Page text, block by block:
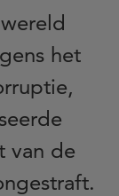
het
van de